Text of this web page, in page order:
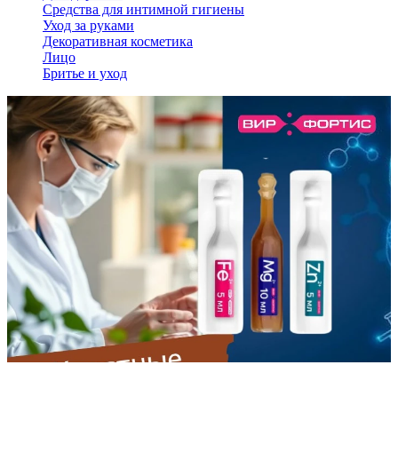
Средства для интимной гигиены
Уход за руками
Декоративная косметика
Лицо
Бритье и уход